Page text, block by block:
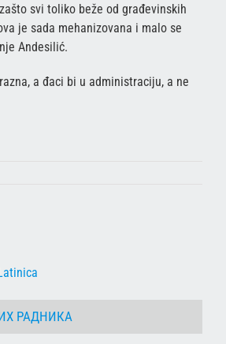
svi toliko beže od građevinskih
je sada mehanizovana i malo se
Andesilić.
a đaci bi u administraciju, a ne
РАДНИКА